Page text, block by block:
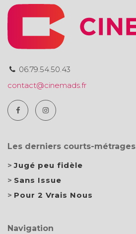
06.79.54.50.43
contact@cinemads.fr
Les derniers courts-métrages
Jugé peu fidèle
Sans Issue
Pour 2 Vrais Nous
Navigation